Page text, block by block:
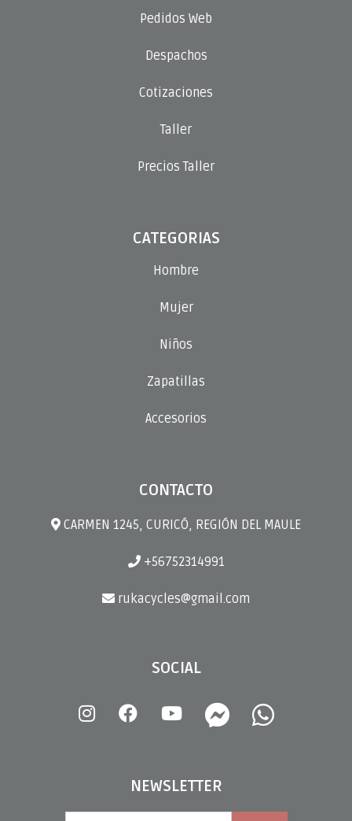
Pedidos Web
Despachos
Cotizaciones
Taller
Precios Taller
CATEGORIAS
Hombre
Mujer
Niños
Zapatillas
Accesorios
CONTACTO
CARMEN 1245, CURICÓ, REGIÓN DEL MAULE
+56752314991
rukacycles@gmail.com
SOCIAL
NEWSLETTER